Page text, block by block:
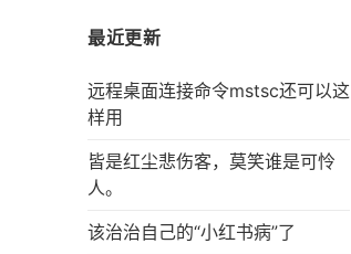
最近更新
远程桌面连接命令mstsc还可以这
样用
皆是红尘悲伤客，莫笑谁是可怜
人。
该治治自己的“小红书病”了